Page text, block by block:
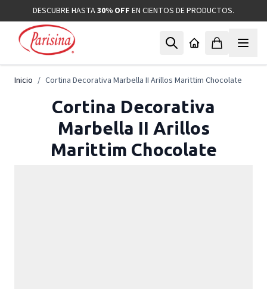
Ir al contenidoDESCUBRE HASTA30% OFF EN CIENTOS DE PRODUCTOS.
Inicio / Cortina Decorativa Marbella II Arillos Marittim Chocolate
Cortina Decorativa
Marbella II Arillos
Marittim Chocolate